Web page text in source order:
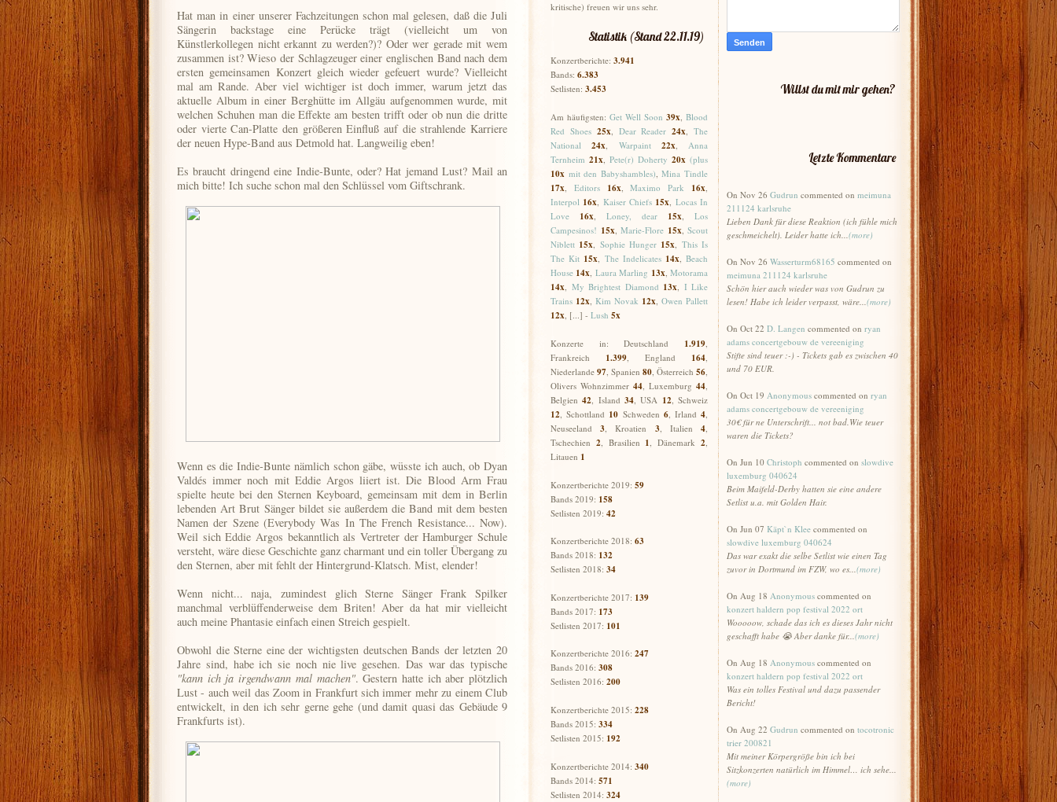
Hat man in einer unserer Fachzeitungen schon mal gelesen, daß die Juli
Sängerin backstage eine Perücke trägt (vielleicht um von
Künstlerkollegen nicht erkannt zu werden?)? Oder wer gerade mit wem
zusammen ist? Wieso der Schlagzeuger einer englischen Band nach dem
ersten gemeinsamen Konzert gleich wieder gefeuert wurde? Vielleicht
mal am Rande. Aber viel wichtiger ist doch immer, warum jetzt das
aktuelle Album in einer Berghütte im Allgäu aufgenommen wurde, mit
welchen Schuhen man die Effekte am besten trifft oder ob nun die dritte
oder vierte Can-Platte den größeren Einfluß auf die strahlende Karriere
der neuen Hype-Band aus Detmold hat. Langweilig eben!
Es braucht dringend eine Indie-Bunte, oder? Hat jemand Lust? Mail an
mich bitte! Ich suche schon mal den Schlüssel vom Giftschrank.
Wenn es die Indie-Bunte nämlich schon gäbe, wüsste ich auch, ob Dyan
Valdés immer noch mit Eddie Argos liiert ist. Die Blood Arm Frau
spielte heute bei den Sternen Keyboard, gemeinsam mit dem in Berlin
lebenden Art Brut Sänger bildet sie außerdem die Band mit dem besten
Namen der Szene (Everybody Was In The French Resistance... Now).
Weil sich Eddie Argos bekanntlich als Vertreter der Hamburger Schule
versteht, wäre diese Geschichte ganz charmant und ein toller Übergang zu
den Sternen, aber mit fehlt der Hintergrund-Klatsch. Mist, elender!
Wenn nicht... naja, zumindest glich Sterne Sänger Frank Spilker
manchmal verblüffenderweise dem Briten! Aber da hat mir vielleicht
auch meine Phantasie einfach einen Streich gespielt.
Obwohl die Sterne eine der wichtigsten deutschen Bands der letzten 20
Jahre sind, habe ich sie noch nie live gesehen. Das war das typische
"kann ich ja irgendwann mal machen". Gestern hatte ich aber plötzlich
Lust - auch weil das Zoom in Frankfurt sich immer mehr zu einem Club
entwickelt, in den ich sehr gerne gehe (und damit quasi das Gebäude 9
Frankfurts ist).
kritische) freuen wir uns sehr.
Statistik (Stand 22.11.19)
Konzertberichte: 3.941
Bands: 6.383
Setlisten: 3.453
Am häufigsten: Get Well Soon 39x, Blood
Red Shoes 25x, Dear Reader 24x,The
National
24x, Warpaint 22x, Anna
Ternheim 21x, Pete(r) Doherty 20x (plus
10x mit den Babyshambles),Mina Tindle
17x, Editors 16x,Maximo Park 16x,
Interpol 16x, Kaiser Chiefs 15x, Locas In
Love
16x, Loney, dear 15x, Los
Campesinos! 15x, Marie-Flore 15x, Scout
Niblett 15x, Sophie Hunger 15x, This Is
The Kit 15x, The Indelicates 14x,Beach
House 14x, Laura Marling 13x,Motorama
14x, My Brightest Diamond 13x, I Like
Trains 12x, Kim Novak 12x, Owen Pallett
12x, [...] - Lush 5x
Konzerte in: Deutschland 1.919,
Frankreich 1.399, England 164,
Niederlande 97, Spanien 80, Österreich 56,
Olivers Wohnzimmer 44, Luxemburg 44,
Belgien42, Island34, USA 12, Schweiz
12, Schottland 10 Schweden 6, Irland4,
Neuseeland
3, Kroatien 3, Italien 4,
Tschechien 2, Brasilien 1, Dänemark 2,
Litauen 1
Konzertberichte 2019: 59
Bands 2019: 158
Setlisten 2019: 42
Konzertberichte 2018: 63
Bands 2018: 132
Setlisten 2018: 34
Konzertberichte 2017: 139
Bands 2017: 173
Setlisten 2017: 101
Konzertberichte 2016: 247
Bands 2016: 308
Setlisten 2016: 200
Konzertberichte 2015: 228
Bands 2015: 334
Setlisten 2015: 192
Konzertberichte 2014: 340
Bands 2014: 571
Setlisten 2014: 324
Willst du mit mir gehen?
Letzte Kommentare
On Nov 26 Gudrun commented on meimuna
211124 karlsruhe
Lieben Dank für diese Reaktion (ich fühle mich
geschmeichelt). Leider hatte ich...(more)
On Nov 26 Wasserturm68165 commented on
meimuna 211124 karlsruhe
Schön hier auch wieder was von Gudrun zu
lesen! Habe ich leider verpasst, wäre...(more)
On Oct 22 D. Langen commented on ryan
adams concertgebouw de vereeniging
Stifte sind teuer :-) - Tickets gab es zwischen 40
und 70 EUR.
On Oct 19 Anonymous commented on ryan
adams concertgebouw de vereeniging
30€ für ne Unterschrift... not bad.Wie teuer
waren die Tickets?
On Jun 10 Christoph commented on slowdive
luxemburg 040624
Beim Maifeld-Derby hatten sie eine andere
Setlist u.a. mit Golden Hair.
On Jun 07 Käpt`n Klee commented on
slowdive luxemburg 040624
Das war exakt die selbe Setlist wie einen Tag
zuvor in Dortmund im FZW, wo es...(more)
On Aug 18 Anonymous commented on
konzert haldern pop festival 2022 ort
Wooooow, schade das ich es dieses Jahr nicht
geschafft habe 😭 Aber danke für...(more)
On Aug 18 Anonymous commented on
konzert haldern pop festival 2022 ort
Was ein tolles Festival und dazu passender
Bericht!
On Aug 22 Gudrun commented on tocotronic
trier 200821
Mit meiner Körpergröße bin ich bei
Sitzkonzerten natürlich im Himmel… ich sehe...
(more)